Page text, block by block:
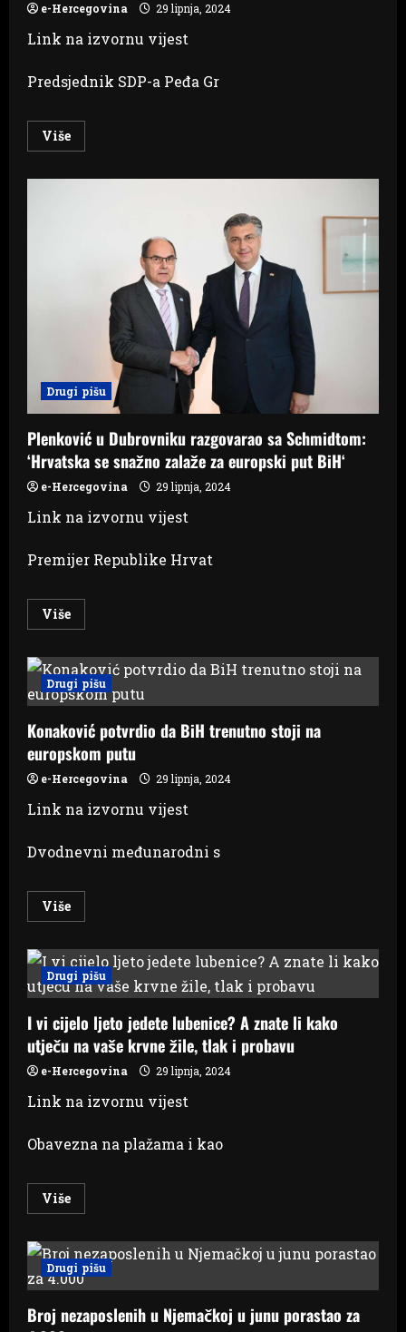
e-Hercegovina 29 lipnja, 2024
Link na izvornu vijest
Predsjednik SDP-a Peđa Gr
VišeRead
more
predsjednika
Drugi pišu
Plenković u Dubrovniku razgovarao sa Schmidtom:
‘Hrvatska se snažno zalaže za europski put BiH‘
e-Hercegovina 29 lipnja, 2024
Link na izvornu vijest
Premijer Republike Hrvat
VišeRead
more
u
Dubrovniku
razgovarao
sa
‘Hrvatska
se
snažno
zalaže
za
europski
put
BiH‘
Drugi pišu
Konaković potvrdio da BiH trenutno stoji na
europskom putu
e-Hercegovina 29 lipnja, 2024
Link na izvornu vijest
Dvodnevni međunarodni s
VišeRead
more
potvrdio
da
BiH
trenutno
na
europskom
putu
Drugi pišu
I vi cijelo ljeto jedete lubenice? A znate li kako
utječu na vaše krvne žile, tlak i probavu
e-Hercegovina 29 lipnja, 2024
Link na izvornu vijest
Obavezna na plažama i kao
VišeRead
more
vi
cijelo
ljeto
jedete
A
znate
Drugi pišu
Broj nezaposlenih u Njemačkoj u junu porastao za